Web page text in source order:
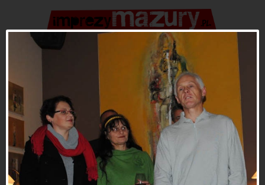
WALDEMAR MITROWSKI - WERNISAŻ
WYSTAWY